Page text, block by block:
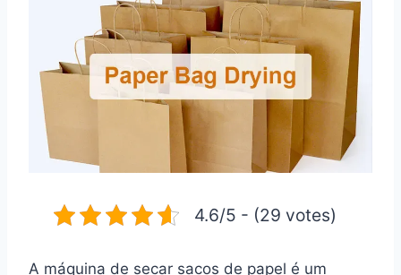
4.6/5 - (29 votes)
A máquina de secar sacos de papel é um